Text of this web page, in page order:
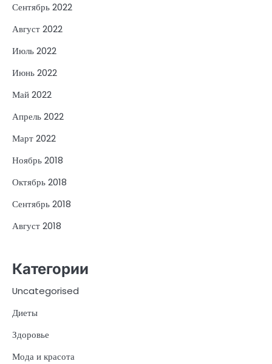
Сентябрь 2022
Август 2022
Июль 2022
Июнь 2022
Май 2022
Апрель 2022
Март 2022
Ноябрь 2018
Октябрь 2018
Сентябрь 2018
Август 2018
Категории
Uncategorised
Диеты
Здоровье
Мода и красота